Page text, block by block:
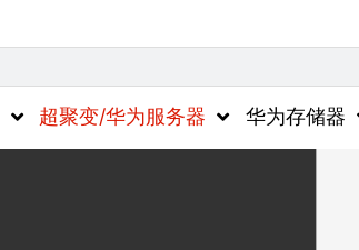
超聚变/华为服务器 华为存储器